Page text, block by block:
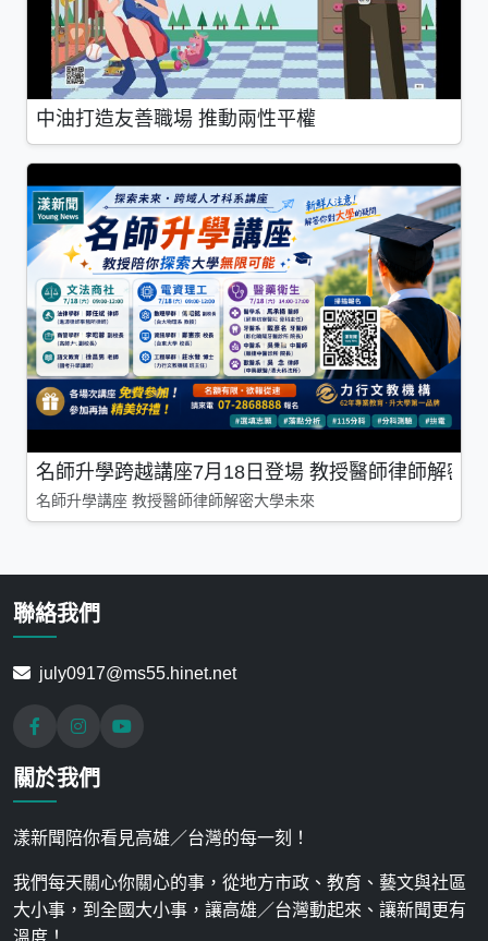
中油打造友善職場 推動兩性平權
名師升學跨越講座7月18日登場 教授醫師律師解密
名師升學講座 教授醫師律師解密大學未來
聯絡我們
july0917@ms55.hinet.net
關於我們
漾新聞陪你看見高雄／台灣的每一刻！
我們每天關心你關心的事，從地方市政、教育、藝文與社區
大小事，到全國大小事，讓高雄／台灣動起來、讓新聞更有